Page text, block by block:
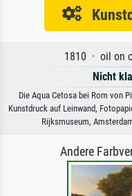
1810 · oil on
Nicht
Die Aqua Cetosa bei Rom von
Kunstdruck auf Leinwand,
Rijksmuseum,
Andere